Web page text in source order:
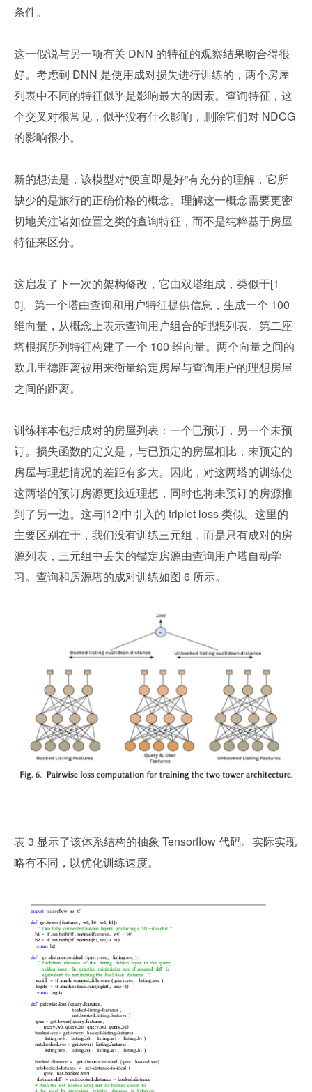
条件。
这一假说与另一项有关 DNN 的特征的观察结果吻合得很
好。考虑到 DNN 是使用成对损失进行训练的，两个房屋
列表中不同的特征似乎是影响最大的因素。查询特征，这
个交叉对很常见，似乎没有什么影响，删除它们对 NDCG
的影响很小。
新的想法是，该模型对“便宜即是好”有充分的理解，它所
缺少的是旅行的正确价格的概念。理解这一概念需要更密
切地关注诸如位置之类的查询特征，而不是纯粹基于房屋
特征来区分。
这启发了下一次的架构修改，它由双塔组成，类似于[1
0]。第一个塔由查询和用户特征提供信息，生成一个 100
维向量，从概念上表示查询用户组合的理想列表。第二座
塔根据所列特征构建了一个 100 维向量。两个向量之间的
欧几里德距离被用来衡量给定房屋与查询用户的理想房屋
之间的距离。
训练样本包括成对的房屋列表：一个已预订，另一个未预
订。损失函数的定义是，与已预定的房屋相比，未预定的
房屋与理想情况的差距有多大。因此，对这两塔的训练使
这两塔的预订房源更接近理想，同时也将未预订的房源推
到了另一边。这与[12]中引入的 triplet loss 类似。这里的
主要区别在于，我们没有训练三元组，而是只有成对的房
源列表，三元组中丢失的锚定房源由查询用户塔自动学
习。查询和房源塔的成对训练如图 6 所示。
表 3 显示了该体系结构的抽象 Tensorflow 代码。实际实现
略有不同，以优化训练速度。